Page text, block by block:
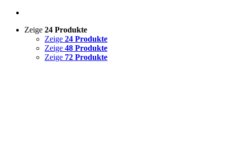
Zeige 24 Produkte
Zeige 24 Produkte
Zeige 48 Produkte
Zeige 72 Produkte